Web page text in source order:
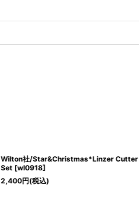
Wilton社/Star&Christmas*Linzer Cutter
Set [wl0918]
2,400円(税込)